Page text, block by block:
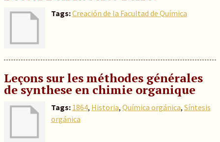
Tags:Creación de la Facultad de Química
Leçons sur les méthodes générales
de synthese en chimie organique
Tags: 1864, Historia, Química orgánica, Síntesis
orgánica